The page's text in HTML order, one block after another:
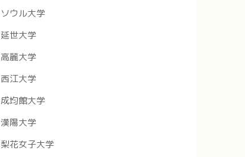
ソウル大学
延世大学
高麗大学
西江大学
成均館大学
漢陽大学
梨花女子大学